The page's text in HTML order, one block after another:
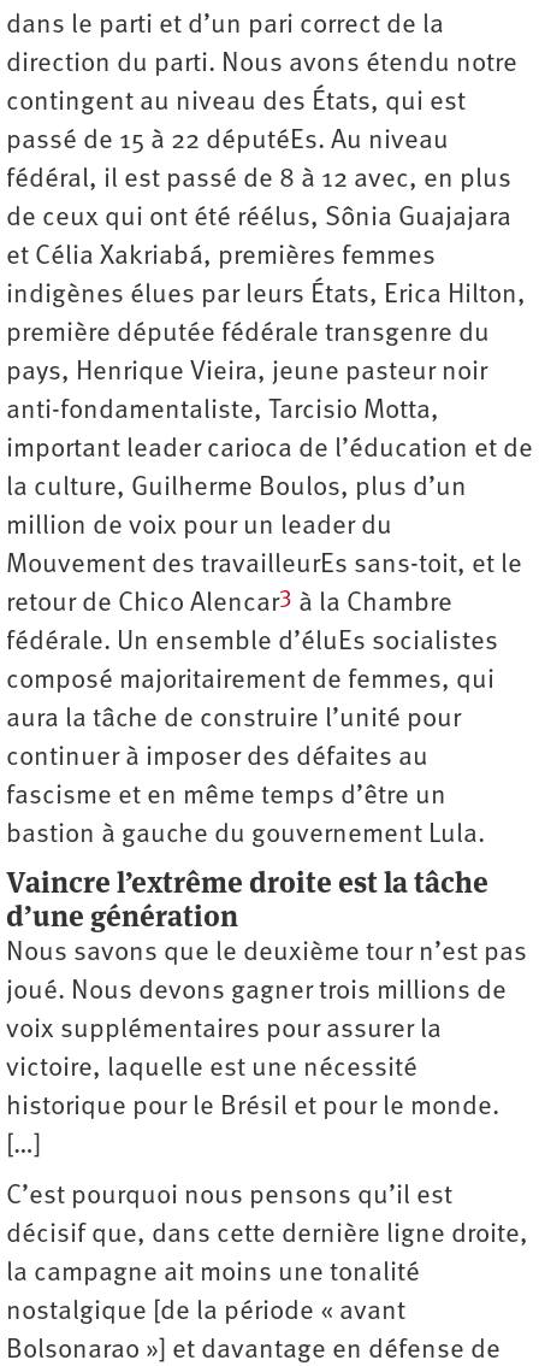
dans le parti et d’un pari correct de la
direction du parti. Nous avons étendu notre
contingent au niveau des États, qui est
passé de 15 à 22 députéEs. Au niveau
fédéral, il est passé de 8 à 12 avec, en plus
de ceux qui ont été réélus, Sônia Guajajara
et Célia Xakriabá, premières femmes
indigènes élues par leurs États, Erica Hilton,
première députée fédérale transgenre du
pays, Henrique Vieira, jeune pasteur noir
anti-fondamentaliste, Tarcisio Motta,
important leader carioca de l’éducation et de
la culture, Guilherme Boulos, plus d’un
million de voix pour un leader du
Mouvement des travailleurEs sans-toit, et le
retour de Chico Alencar3 à la Chambre
fédérale. Un ensemble d’éluEs socialistes
composé majoritairement de femmes, qui
aura la tâche de construire l’unité pour
continuer à imposer des défaites au
fascisme et en même temps d’être un
bastion à gauche du gouvernement Lula.
Vaincre l’extrême droite est la tâche
d’une génération
Nous savons que le deuxième tour n’est pas
joué. Nous devons gagner trois millions de
voix supplémentaires pour assurer la
victoire, laquelle est une nécessité
historique pour le Brésil et pour le monde.
[…]
C’est pourquoi nous pensons qu’il est
décisif que, dans cette dernière ligne droite,
la campagne ait moins une tonalité
nostalgique [de la période « avant
Bolsonarao »] et davantage en défense de